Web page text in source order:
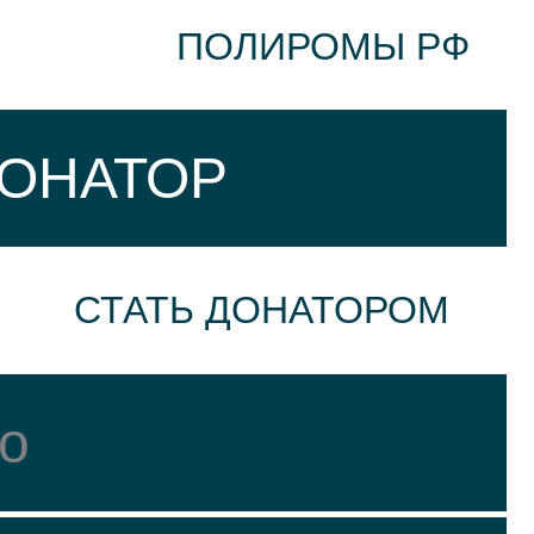
ПОЛИРОМЫ РФ
СТАТЬ ДОНАТОРОМ